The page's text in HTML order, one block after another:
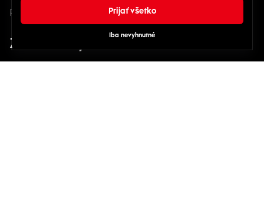
Podmienky akcií
Zákaznícky servis